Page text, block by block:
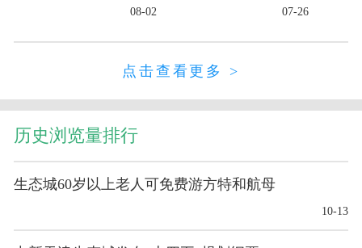
08-02 07-26
点击查看更多 >
历史浏览量排行
生态城60岁以上老人可免费游方特和航母
10-13